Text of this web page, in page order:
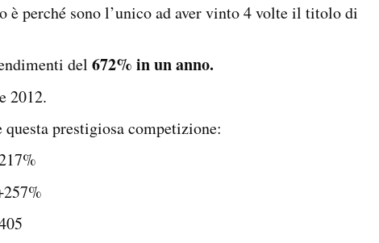
perché sono l’unico ad aver vinto 4 volte il titolo di
del 672% in un anno.
2012.
prestigiosa competizione: